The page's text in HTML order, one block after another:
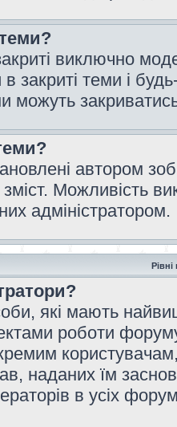
виключно
закриті теми і
автором
Можливість
адміністратором.
Рівні
які мають
роботи
наданих їм
в усіх